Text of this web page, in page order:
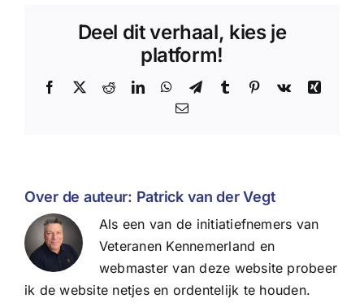
Deel dit verhaal, kies je
platform!
Facebook
X RedditLinkedInWhatsApp
TelegramTumblr Pinterest
Vk
Xing
E-
Over de auteur: Patrick van der Vegt
Als een van de initiatiefnemers van
Veteranen Kennemerland en
webmaster van deze website probeer
ik de website netjes en ordentelijk te houden.